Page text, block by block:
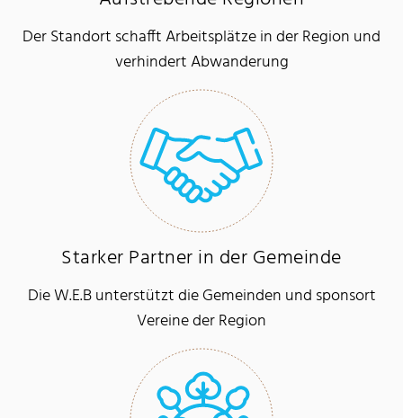
Der Standort schafft Arbeitsplätze in der Region und
verhindert Abwanderung
Starker Partner in der Gemeinde
Die W.E.B unterstützt die Gemeinden und sponsort
Vereine der Region